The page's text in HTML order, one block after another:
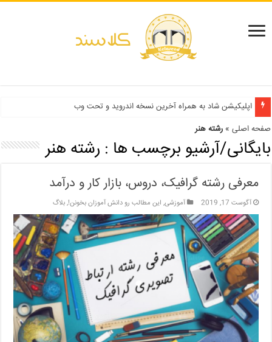
اپلیکیشن شاد به همراه آخرین نسخه اندروید و تحت وب
دفترچه انتخاب رشته کنکور سراسری ۱۳۹۹ و دانشگاه آزاد ۹۹
صفحه اصلی »رشته هنر
بایگانی/آرشیو برچسب ها : رشته هنر
معرفی رشته گرافیک، دروس، بازار کار و درآمد
آگوست 17, 2019 آموزشی, این مطالب رو دانش آموزان بخونن!,بلاگ